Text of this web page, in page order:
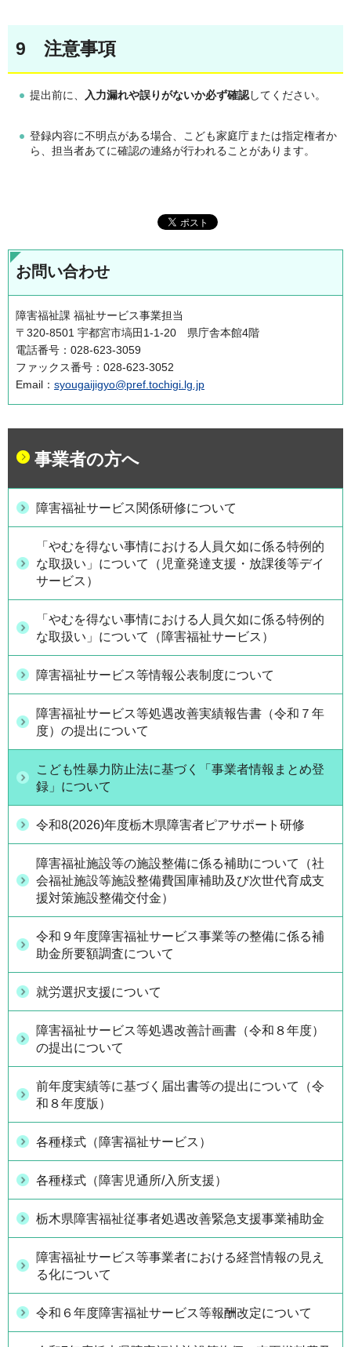
9 注意事項
提出前に、 入力漏れや誤りがないか必ず確認してください。
登録内容に不明点がある場合、こども家庭庁または指定権者か
ら、担当者あてに確認の連絡が行われることがあります。
お問い合わせ
障害福祉課 福祉サービス事業担当
〒320-8501 宇都宮市塙田1-1-20 県庁舎本館4階
電話番号：028-623-3059
ファックス番号：028-623-3052
Email： syougaijigyo@pref.tochigi.lg.jp
事業者の方へ
障害福祉サービス関係研修について
「やむを得ない事情における人員欠如に係る特例的
な取扱い」について（児童発達支援・放課後等デイ
サービス）
「やむを得ない事情における人員欠如に係る特例的
な取扱い」について（障害福祉サービス）
障害福祉サービス等情報公表制度について
障害福祉サービス等処遇改善実績報告書（令和７年
度）の提出について
こども性暴力防止法に基づく「事業者情報まとめ登
録」について
令和8(2026)年度栃木県障害者ピアサポート研修
障害福祉施設等の施設整備に係る補助について（社
会福祉施設等施設整備費国庫補助及び次世代育成支
援対策施設整備交付金）
令和９年度障害福祉サービス事業等の整備に係る補
助金所要額調査について
就労選択支援について
障害福祉サービス等処遇改善計画書（令和８年度）
の提出について
前年度実績等に基づく届出書等の提出について（令
和８年度版）
各種様式（障害福祉サービス）
各種様式（障害児通所/入所支援）
栃木県障害福祉従事者処遇改善緊急支援事業補助金
障害福祉サービス等事業者における経営情報の見え
る化について
令和６年度障害福祉サービス等報酬改定について